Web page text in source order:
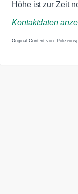
Höhe ist zur Zeit
Kontaktdaten
Original-Content von: